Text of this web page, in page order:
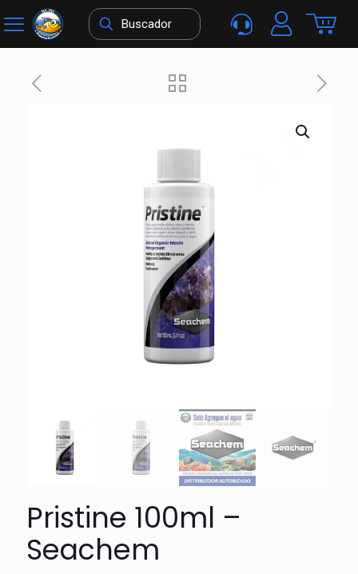
Pristine 100ml –
Seachem